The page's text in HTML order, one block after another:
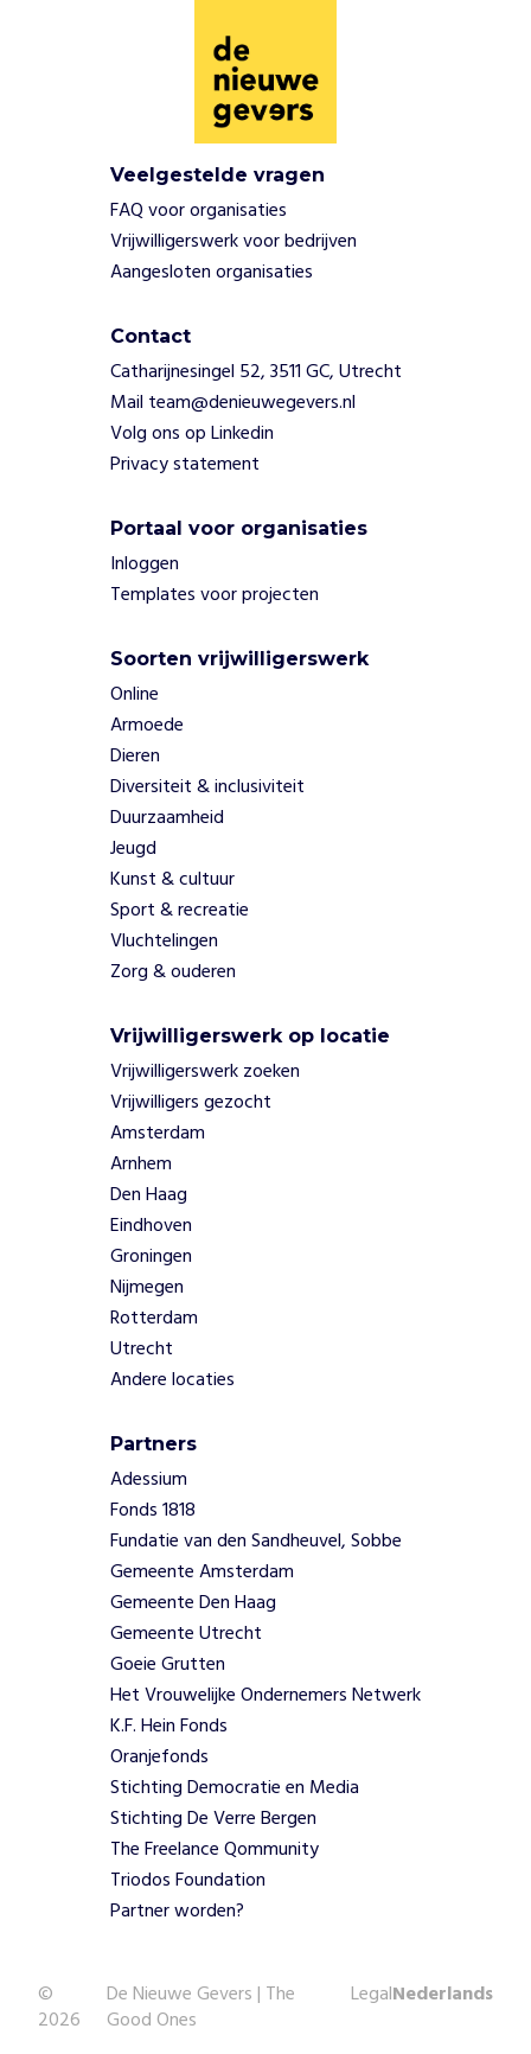
Veelgestelde vragen
FAQ voor organisaties
Vrijwilligerswerk voor bedrijven
Aangesloten organisaties
Contact
Catharijnesingel 52, 3511 GC, Utrecht
Mail team@denieuwegevers.nl
Volg ons op Linkedin
Privacy statement
Portaal voor organisaties
Inloggen
Templates voor projecten
Soorten vrijwilligerswerk
Online
Armoede
Dieren
Diversiteit & inclusiviteit
Duurzaamheid
Jeugd
Kunst & cultuur
Sport & recreatie
Vluchtelingen
Zorg & ouderen
Vrijwilligerswerk op locatie
Vrijwilligerswerk zoeken
Vrijwilligers gezocht
Amsterdam
Arnhem
Den Haag
Eindhoven
Groningen
Nijmegen
Rotterdam
Utrecht
Andere locaties
Partners
Adessium
Fonds 1818
Fundatie van den Sandheuvel, Sobbe
Gemeente Amsterdam
Gemeente Den Haag
Gemeente Utrecht
Goeie Grutten
Het Vrouwelijke Ondernemers Netwerk
K.F. Hein Fonds
Oranjefonds
Stichting Democratie en Media
Stichting De Verre Bergen
The Freelance Qommunity
Triodos Foundation
Partner worden?
©
2026
De Nieuwe Gevers | The
Good Ones
LegalNederlands